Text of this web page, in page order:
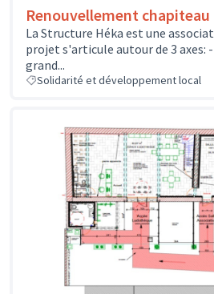
Renouvellement chapiteau
La Structure Héka est une
projet s'articule autour de 3 axes:
grand...
Solidarité et développement local